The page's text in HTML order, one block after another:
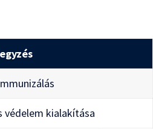
védelem kialakítása